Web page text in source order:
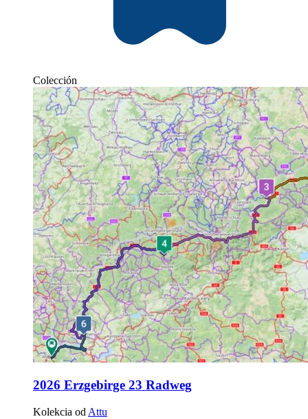
Colección
2026 Erzgebirge 23 Radweg
Kolekcia od Attu